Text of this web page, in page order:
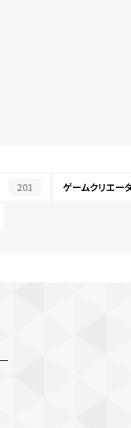
201 ゲームクリエー